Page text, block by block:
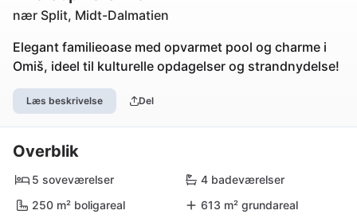
nær Split, Midt-Dalmatien
Elegant familieoase med opvarmet pool og charme i
Omiš, ideel til kulturelle opdagelser og strandnydelse!
Læs beskrivelse Del
Overblik
5 soveværelser
4 badeværelser
250 m² boligareal
613 m² grundareal